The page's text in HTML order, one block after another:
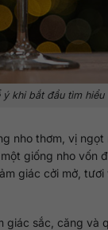
khi bắt đầu tìm hiểu
nho thơm, vị
, một giống nho vốn
giác cởi mở,
sắc, căng và